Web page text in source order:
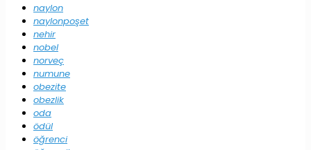
naylon
naylonpoşet
nehir
nobel
norveç
numune
obezite
obezlik
oda
ödül
öğrenci